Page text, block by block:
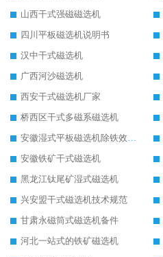
山西干式强磁磁选机
四川平板磁选机说明书
汉中干式磁选机
广西河沙磁选机
西安干式磁选机厂家
桥西区干式多磁系磁选机
安徽湿式平板磁选机除铁效果怎么样
安徽铁矿干式磁选机
黑龙江钛尾矿湿式磁选机
兴安盟干式磁选机技术规范
甘肃永磁筒式磁选机备件
河北一站式的铁矿磁选机